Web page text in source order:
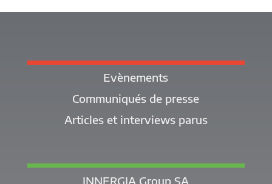
Evènements
Communiqués de presse
Articles et interviews parus
INNERGIA Group SA